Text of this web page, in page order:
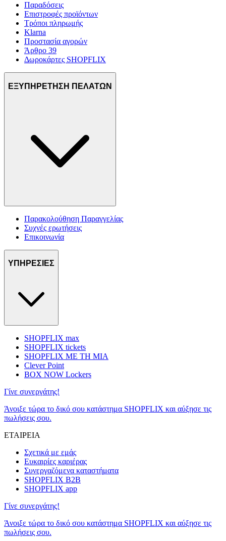
Παραδόσεις
Επιστροφές προϊόντων
Τρόποι πληρωμής
Klarna
Προστασία αγορών
Άρθρο 39
Δωροκάρτες SHOPFLIX
ΕΞΥΠΗΡΕΤΗΣΗ ΠΕΛΑΤΩΝ
Παρακολούθηση Παραγγελίας
Συχνές ερωτήσεις
Επικοινωνία
ΥΠΗΡΕΣΙΕΣ
SHOPFLIX max
SHOPFLIX tickets
SHOPFLIX ΜΕ ΤΗ ΜΙΑ
Clever Point
BOX NOW Lockers
Γίνε συνεργάτης!
Άνοιξε τώρα το δικό σου κατάστημα SHOPFLIX και αύξησε τις
πωλήσεις σου.
ΕΤΑΙΡΕΙΑ
Σχετικά με εμάς
Ευκαιρίες καριέρας
Συνεργαζόμενα καταστήματα
SHOPFLIX B2B
SHOPFLIX app
Γίνε συνεργάτης!
Άνοιξε τώρα το δικό σου κατάστημα SHOPFLIX και αύξησε τις
πωλήσεις σου.